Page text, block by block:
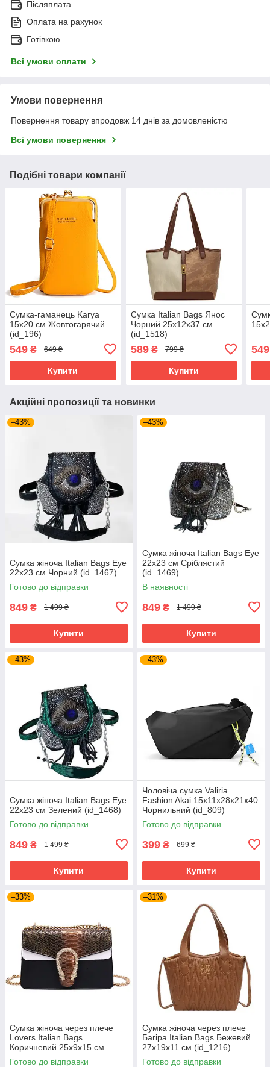
Післяплата
Оплата на рахунок
Готівкою
Всі умови оплати
Умови повернення
Повернення товару впродовж 14 днів за домовленістю
Всі умови повернення
Подібні товари компанії
Сумка-гаманець Karya
15х20 см Жовтогарячий
(id_196)
549 ₴ 649 ₴
Купити
Сумка Italian Bags Янос
Чорний 25х12х37 см
(id_1518)
589₴ 799 ₴
Купити
549
Акційні пропозиції та новинки
–43%
Сумка жіноча Italian Bags Eye
22х23 см Чорний (id_1467)
Готово до відправки
849 ₴ 1 499 ₴
Купити
–43%
Сумка жіноча Italian Bags Eye
22х23 см Сріблястий
(id_1469)
В наявності
849 ₴ 1 499 ₴
Купити
–43%
Сумка жіноча Italian Bags Eye
22х23 см Зелений (id_1468)
Готово до відправки
849 ₴ 1 499 ₴
Купити
–43%
Чоловіча сумка Valiria
Fashion Akai 15x11x28x21x40
Чорнильний (id_809)
Готово до відправки
399 ₴ 699 ₴
Купити
–33%
Сумка жіноча через плече
Lovers Italian Bags
Коричневий 25х9х15 см
(id_1296)
Готово до відправки
–31%
Сумка жіноча через плече
Багіра Italian Bags Бежевий
27х19х11 см (id_1216)
Готово до відправки